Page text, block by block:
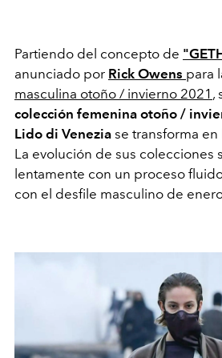
Partiendo del concepto de
anunciado por Rick Owens para
masculina otoño / invierno 2021 ,
colección femenina otoño /
Lido di Venezia se transforma en
La evolución de sus colecciones
lentamente con un proceso
con el desfile masculino de